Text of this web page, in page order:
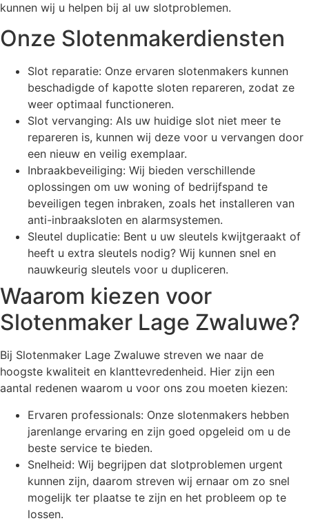
kunnen wij u helpen bij al uw slotproblemen.
Onze Slotenmakerdiensten
Slot reparatie: Onze ervaren slotenmakers kunnen
beschadigde of kapotte sloten repareren, zodat ze
weer optimaal functioneren.
Slot vervanging: Als uw huidige slot niet meer te
repareren is, kunnen wij deze voor u vervangen door
een nieuw en veilig exemplaar.
Inbraakbeveiliging: Wij bieden verschillende
oplossingen om uw woning of bedrijfspand te
beveiligen tegen inbraken, zoals het installeren van
anti-inbraaksloten en alarmsystemen.
Sleutel duplicatie: Bent u uw sleutels kwijtgeraakt of
heeft u extra sleutels nodig? Wij kunnen snel en
nauwkeurig sleutels voor u dupliceren.
Waarom kiezen voor
Slotenmaker Lage Zwaluwe?
Bij Slotenmaker Lage Zwaluwe streven we naar de
hoogste kwaliteit en klanttevredenheid. Hier zijn een
aantal redenen waarom u voor ons zou moeten kiezen:
Ervaren professionals: Onze slotenmakers hebben
jarenlange ervaring en zijn goed opgeleid om u de
beste service te bieden.
Snelheid: Wij begrijpen dat slotproblemen urgent
kunnen zijn, daarom streven wij ernaar om zo snel
mogelijk ter plaatse te zijn en het probleem op te
lossen.